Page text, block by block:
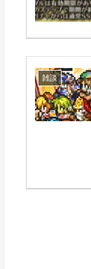
雑談